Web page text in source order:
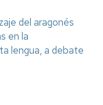
del aragonés
en la
lengua, a debate